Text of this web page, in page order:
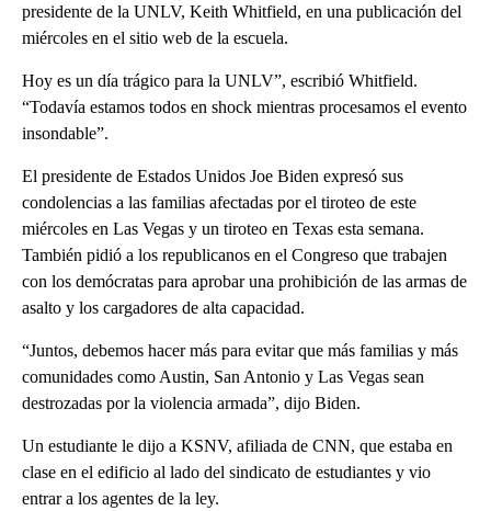
presidente de la UNLV, Keith Whitfield, en una publicación del
miércoles en el sitio web de la escuela.
Hoy es un día trágico para la UNLV”, escribió Whitfield.
“Todavía estamos todos en shock mientras procesamos el evento
insondable”.
El presidente de Estados Unidos Joe Biden expresó sus
condolencias a las familias afectadas por el tiroteo de este
miércoles en Las Vegas y un tiroteo en Texas esta semana.
También pidió a los republicanos en el Congreso que trabajen
con los demócratas para aprobar una prohibición de las armas de
asalto y los cargadores de alta capacidad.
“Juntos, debemos hacer más para evitar que más familias y más
comunidades como Austin, San Antonio y Las Vegas sean
destrozadas por la violencia armada”, dijo Biden.
Un estudiante le dijo a KSNV, afiliada de CNN, que estaba en
clase en el edificio al lado del sindicato de estudiantes y vio
entrar a los agentes de la ley.